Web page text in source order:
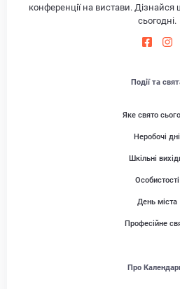
конференції на вистави. Дізнайся
сьогодні.
Події та
Яке свято
Неробочі дні
Шкільні
Особистості
День міста
Професійне
Про